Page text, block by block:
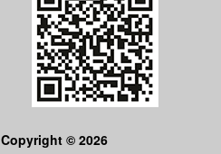
Copyright © 2026